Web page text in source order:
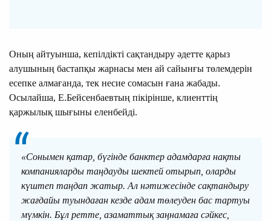
Оның айтуынша, кепілдікті сақтандыру әдетте қарыз
алушының бастапқы жарнасы мен ай сайынғы төлемдерін
есепке алмағанда, тек несие сомасын ғана жабады.
Осылайша, Е.Бейсенбаевтың пікірінше, клиенттің
қаржылық шығыны еленбейді.
«Сонымен қатар, бүгінде банктер адамдарға нақты
компанияларды таңдауды шектей отырып, оларды
күштеп таңдап жатыр. Ал нәтижесінде сақтандыру
жағдайы туындаған кезде адам төлеуден бас тартуы
мүмкін. Бұл ретте, азаматтық заңнамаға сәйкес,